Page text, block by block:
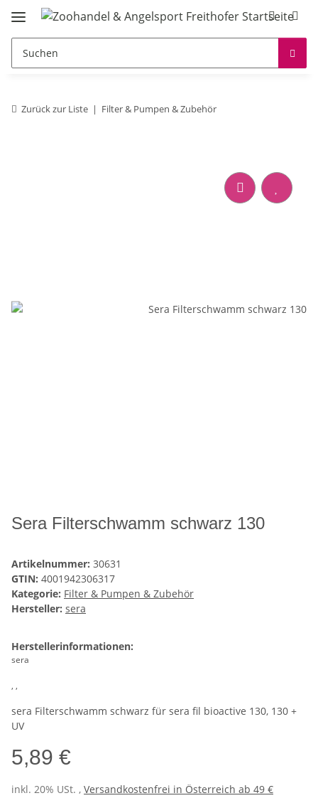
Zurück zur Liste Filter & Pumpen & Zubehör
Sera Filterschwamm schwarz 130
Artikelnummer: 30631
GTIN: 4001942306317
Kategorie: Filter & Pumpen & Zubehör
Hersteller: sera
Herstellerinformationen:
sera
, ,
sera Filterschwamm schwarz für sera fil bioactive 130, 130 +
UV
5,89 €
inkl. 20% USt. , Versandkostenfrei in Österreich ab 49 €